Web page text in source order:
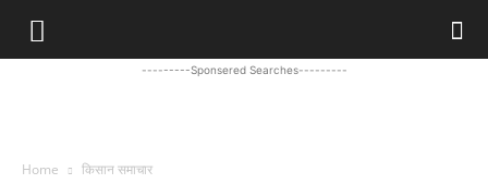
---------Sponsered Searches---------
Home किसान समाचार